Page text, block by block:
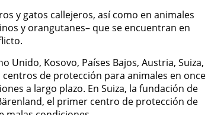
y gatos callejeros, así como en animales
y orangutanes– que se encuentran en
Unido, Kosovo, Países Bajos, Austria, Suiza,
centros de protección para animales en once
a largo plazo. En Suiza, la fundación de
el primer centro de protección de